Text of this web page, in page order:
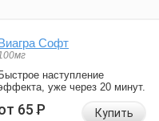
Софт
Быстрое наступление
уже через 20 минут.
65Р Купить